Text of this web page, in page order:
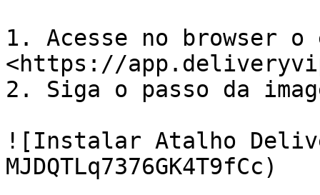
1. Acesse no browser o
<https://
2. Siga o passo da
![Instalar Atalho
MJDQTLq7376GK4T9fCc)